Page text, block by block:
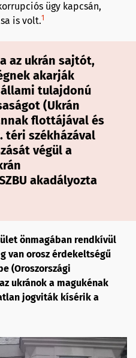
ügy kapcsán,
is volt.1
az ukrán sajtót,
akarják
tulajdonú
(Ukrán
flottájával és
téri székházával
végül a
akadályozta
önmagában rendkívül
van orosz érdekeltségű
(Oroszországi
ukránok a magukénak
jogviták kísérik a